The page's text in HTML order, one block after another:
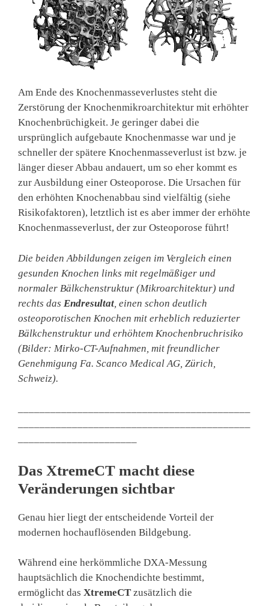
Am Ende des Knochenmasseverlustes steht die
Zerstörung der Knochenmikroarchitektur mit erhöhter
Knochenbrüchigkeit. Je geringer dabei die
ursprünglich aufgebaute Knochenmasse war und je
schneller der spätere Knochenmasseverlust ist bzw. je
länger dieser Abbau andauert, um so eher kommt es
zur Ausbildung einer Osteoporose. Die Ursachen für
den erhöhten Knochenabbau sind vielfältig (siehe
Risikofaktoren), letztlich ist es aber immer der erhöhte
Knochenmasseverlust, der zur Osteoporose führt!
Die beiden Abbildungen zeigen im Vergleich einen
gesunden Knochen links mit regelmäßiger und
normaler Bälkchenstruktur (Mikroarchitektur) und
rechts das Endresultat, einen schon deutlich
osteoporotischen Knochen mit erheblich reduzierter
Bälkchenstruktur und erhöhtem Knochenbruchrisiko
(Bilder: Mirko-CT-Aufnahmen, mit freundlicher
Genehmigung Fa. Scanco Medical AG, Zürich,
Schweiz).
Das XtremeCT macht diese
Veränderungen sichtbar
Genau hier liegt der entscheidende Vorteil der
modernen hochauflösenden Bildgebung.
Während eine herkömmliche DXA-Messung
hauptsächlich die Knochendichte bestimmt,
ermöglicht das XtremeCT zusätzlich die